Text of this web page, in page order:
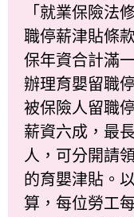
「就業保險法
職停薪津貼條
保年資合計滿
辦理育嬰留職
被保險人留職
薪資六成，最
人，可分開請
的育嬰津貼。
算，每位勞工